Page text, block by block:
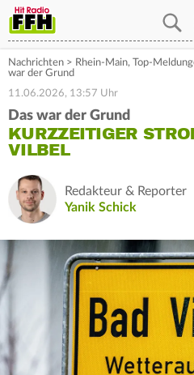
Nachrichten > Rhein-Main, Top-
war der Grund
11.06.2026, 13:57 Uhr
Das war der Grund
KURZZEITIGER
VILBEL
Redakteur & Reporter
Yanik Schick